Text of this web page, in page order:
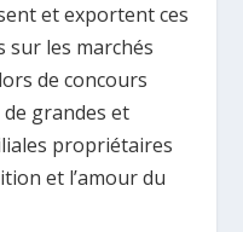
et exportent ces
sur les marchés
de concours
grandes et
propriétaires
et l’amour du